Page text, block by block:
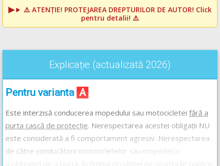
⚠️ ATENȚIE! PROTEJAREA DREPTURILOR DE AUTOR! Click
pentru detalii! ⚠️
Explicație (actualizată 2026)
Pentru varianta A
Este interzisă conducerea mopedului sau motocicletei fără a
purta cască de protecție. Nerespectarea acestei obligații NU
este considerată a fi comportament agresiv. Nerespectarea
de către conducătorii motocicletelor sau mopedelor